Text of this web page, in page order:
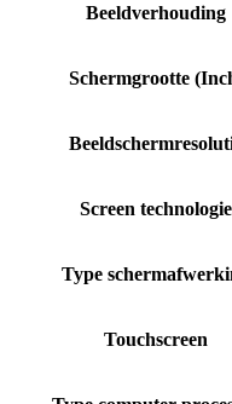
Beeldverhouding
Schermgrootte
Screen technologie
Type
Touchscreen